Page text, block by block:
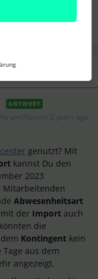
ANTWORT
genutzt? Mit
kannst Du den
2023
Mitarbeitenden
Abwesenheitsart
der Import auch
die
Kontingent kein
aus dem
angezeigt.